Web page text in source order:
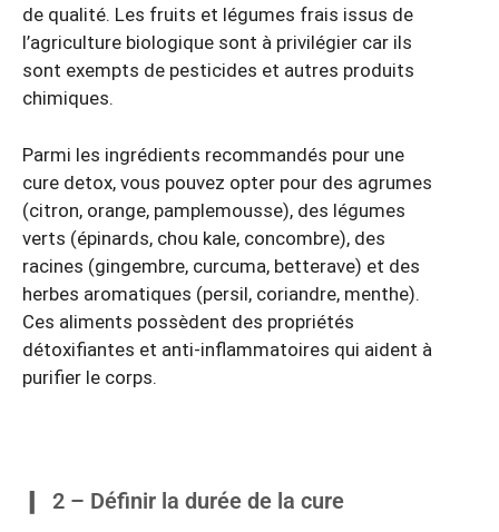
de qualité. Les fruits et légumes frais issus de
l’agriculture biologique sont à privilégier car ils
sont exempts de pesticides et autres produits
chimiques.
Parmi les ingrédients recommandés pour une
cure detox, vous pouvez opter pour des agrumes
(citron, orange, pamplemousse), des légumes
verts (épinards, chou kale, concombre), des
racines (gingembre, curcuma, betterave) et des
herbes aromatiques (persil, coriandre, menthe).
Ces aliments possèdent des propriétés
détoxifiantes et anti-inflammatoires qui aident à
purifier le corps.
2 – Définir la durée de la cure